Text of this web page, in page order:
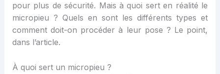
pour plus de sécurité. Mais à quoi sert en réalité le
micropieu ? Quels en sont les différents types et
comment doit-on procéder à leur pose ? Le point,
dans l’article.
À quoi sert un micropieu ?